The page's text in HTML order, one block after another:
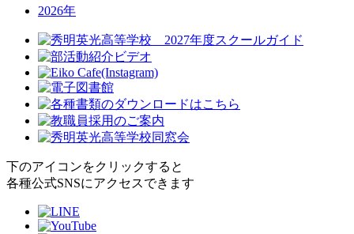
2026年
下のアイコンをクリックすると
各種公式SNSにアクセスできます